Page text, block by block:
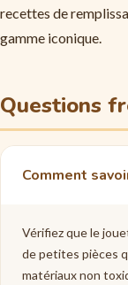
recettes de
gamme iconique.
Questions
Comment
Vérifiez que le
de petites pièces
matériaux non